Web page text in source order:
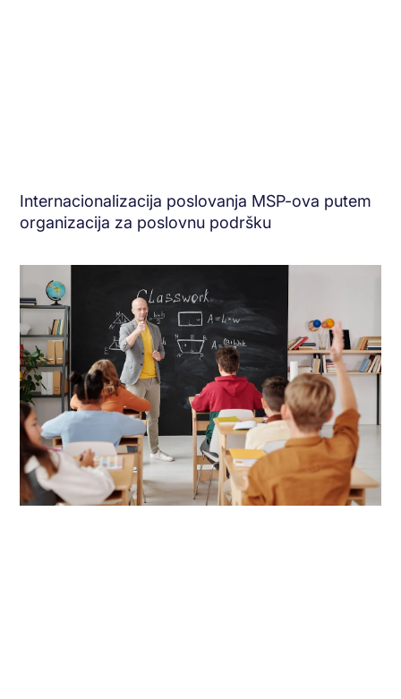
Internacionalizacija poslovanja MSP-ova putem
organizacija za poslovnu podršku